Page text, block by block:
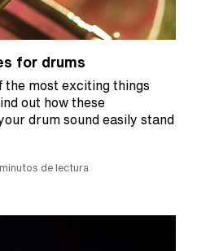
for drums
the most exciting things
out how these
drum sound easily stand
de lectura